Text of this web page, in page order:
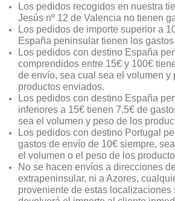
Los pedidos recogidos en nuestra
Jesús nº 12 de Valencia no tienen
Los pedidos de importe superior a
España peninsular tienen los
Los pedidos con destino España
comprendidos entre 15€ y 100€
de envío, sea cual sea el volumen y
productos enviados.
Los pedidos con destino España
inferiores a 15€ tienen 7,5€ de
sea el volumen y peso de los
Los pedidos con destino Portugal
gastos de envío de 10€ siempre,
el volumen o el peso de los
No se hacen envíos a direcciones
extrapeninsular, ni a Azores,
proveniente de estas localizaciones